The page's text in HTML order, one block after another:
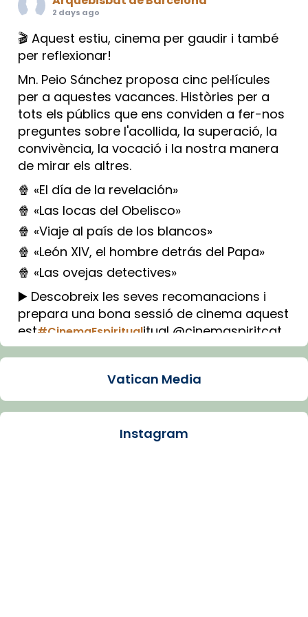
2 days ago
🎬 Aquest estiu, cinema per gaudir i també
per reflexionar!
Mn. Peio Sánchez proposa cinc pel·lícules
per a aquestes vacances. Històries per a
tots els públics que ens conviden a fer-nos
preguntes sobre l'acollida, la superació, la
convivència, la vocació i la nostra manera
de mirar els altres.
🍿 «El día de la revelación»
🍿 «Las locas del Obelisco»
🍿 «Viaje al país de los blancos»
🍿 «León XIV, el hombre detrás del Papa»
🍿 «Las ovejas detectives»
▶️ Descobreix les seves recomanacions i
prepara una bona sessió de cinema aquest
est#CinemaEspiritualitual @cinemaspiritcat
Imatge: Generada amb IA (OpenAI)
Arquebisbat de Barcelona
Vatican Media
Instagram